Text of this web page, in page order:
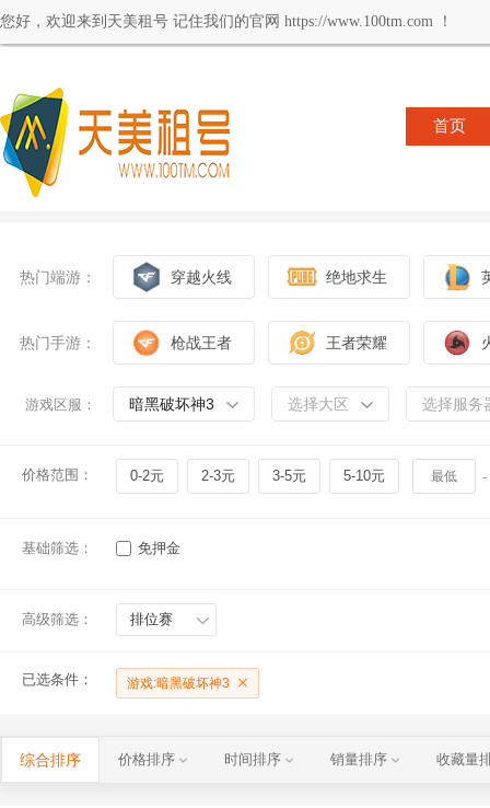
您好，欢迎来到天美租号 记住我们的官网 https://www.100tm.com ！
首页
热门端游： 穿越火线 绝地求生
热门手游： 枪战王者 王者荣耀
游戏区服： 暗黑破坏神3 选择大区 选择服务
价格范围： 0-2元 2-3元 3-5元 5-10元 -
基础筛选： 免押金
高级筛选： 排位赛
已选条件： 游戏:暗黑破坏神3
综合排序 价格排序 时间排序 销量排序 收藏量